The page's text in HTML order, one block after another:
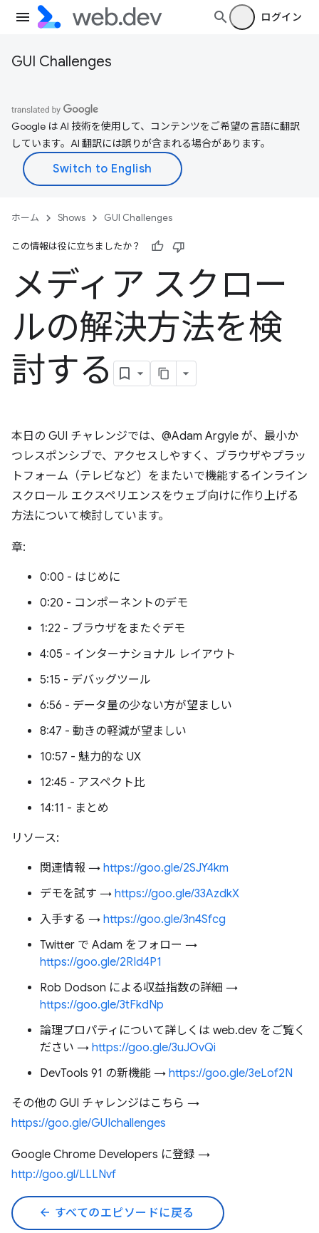
ログイン
GUI Challenges
Google は AI 技術を使用して、コンテンツをご希望の言語に翻訳
しています。AI 翻訳には誤りが含まれる場合があります。
ホーム Shows GUI Challenges
この情報は役に立ちましたか？
メディア スクロー
ルの解決方法を検
討する
本日の GUI チャレンジでは、@Adam Argyle が、最小か
つレスポンシブで、アクセスしやすく、ブラウザやプラッ
トフォーム（テレビなど）をまたいで機能するインライン
スクロール エクスペリエンスをウェブ向けに作り上げる
方法について検討しています。
章:
0:00 - はじめに
0:20 - コンポーネントのデモ
1:22 - ブラウザをまたぐデモ
4:05 - インターナショナル レイアウト
5:15 - デバッグツール
6:56 - データ量の少ない方が望ましい
8:47 - 動きの軽減が望ましい
10:57 - 魅力的な UX
12:45 - アスペクト比
14:11 - まとめ
リソース:
関連情報 → https://goo.gle/2SJY4km
デモを試す → https://goo.gle/33AzdkX
入手する → https://goo.gle/3n4Sfcg
Twitter で Adam をフォロー →
https://goo.gle/2RId4P1
Rob Dodson による収益指数の詳細 →
https://goo.gle/3tFkdNp
論理プロパティについて詳しくは web.dev をご覧く
ださい → https://goo.gle/3uJOvQi
DevTools 91 の新機能 → https://goo.gle/3eLof2N
その他の GUI チャレンジはこちら →
https://goo.gle/GUIchallenges
Google Chrome Developers に登録 →
http://goo.gl/LLLNvf
arrow_back すべてのエピソードに戻る